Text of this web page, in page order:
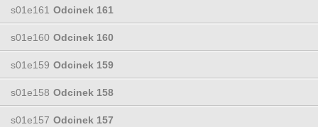
s01e161 Odcinek 161
s01e160 Odcinek 160
s01e159 Odcinek 159
s01e158 Odcinek 158
s01e157 Odcinek 157